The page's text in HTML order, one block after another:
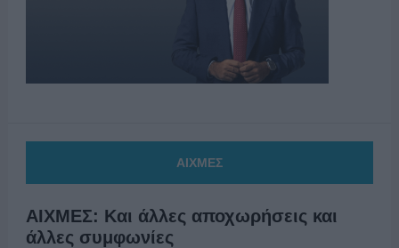
ΑΙΧΜΕΣ
ΑΙΧΜΕΣ: Και άλλες αποχωρήσεις και
άλλες συμφωνίες